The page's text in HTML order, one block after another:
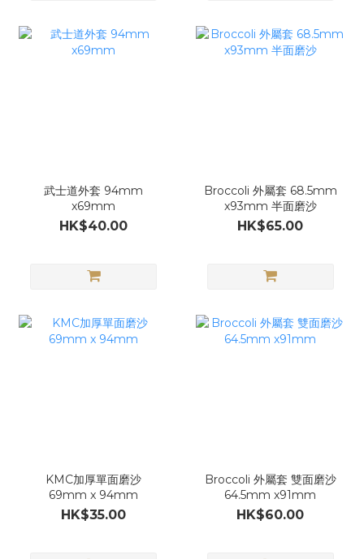
武士道外套 94mm
x69mm
HK$40.00
Broccoli 外屬套 68.5mm
x93mm 半面磨沙
HK$65.00
KMC加厚單面磨沙
69mm x 94mm
HK$35.00
Broccoli 外屬套 雙面磨沙
64.5mm x91mm
HK$60.00